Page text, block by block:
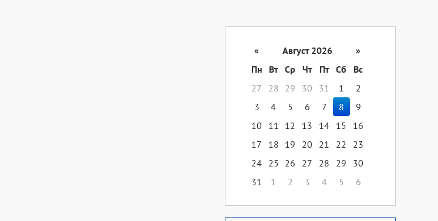
« Август 2026
»
Пн
Вт Ср Чт Пт Сб
Вс
27
28 29 30 31 1
2
3
4 5 6 7 8
9
10
11 12 13 14 15
16
17
18 19 20 21 22
23
24 25 26 27 28 29
30
31
1 2 3 4 5 6